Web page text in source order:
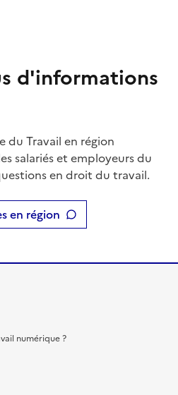
d'informations
du Travail en région
salariés et employeurs du
en droit du travail.
en région
numérique ?